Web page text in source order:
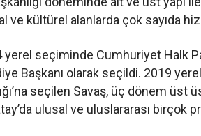
ve kültürel alanlarda çok sayıda
seçiminde Cumhuriyet Halk
Başkanı olarak seçildi. 2019
seçilen Savaş, üç dönem üst
ulusal ve uluslararası birçok